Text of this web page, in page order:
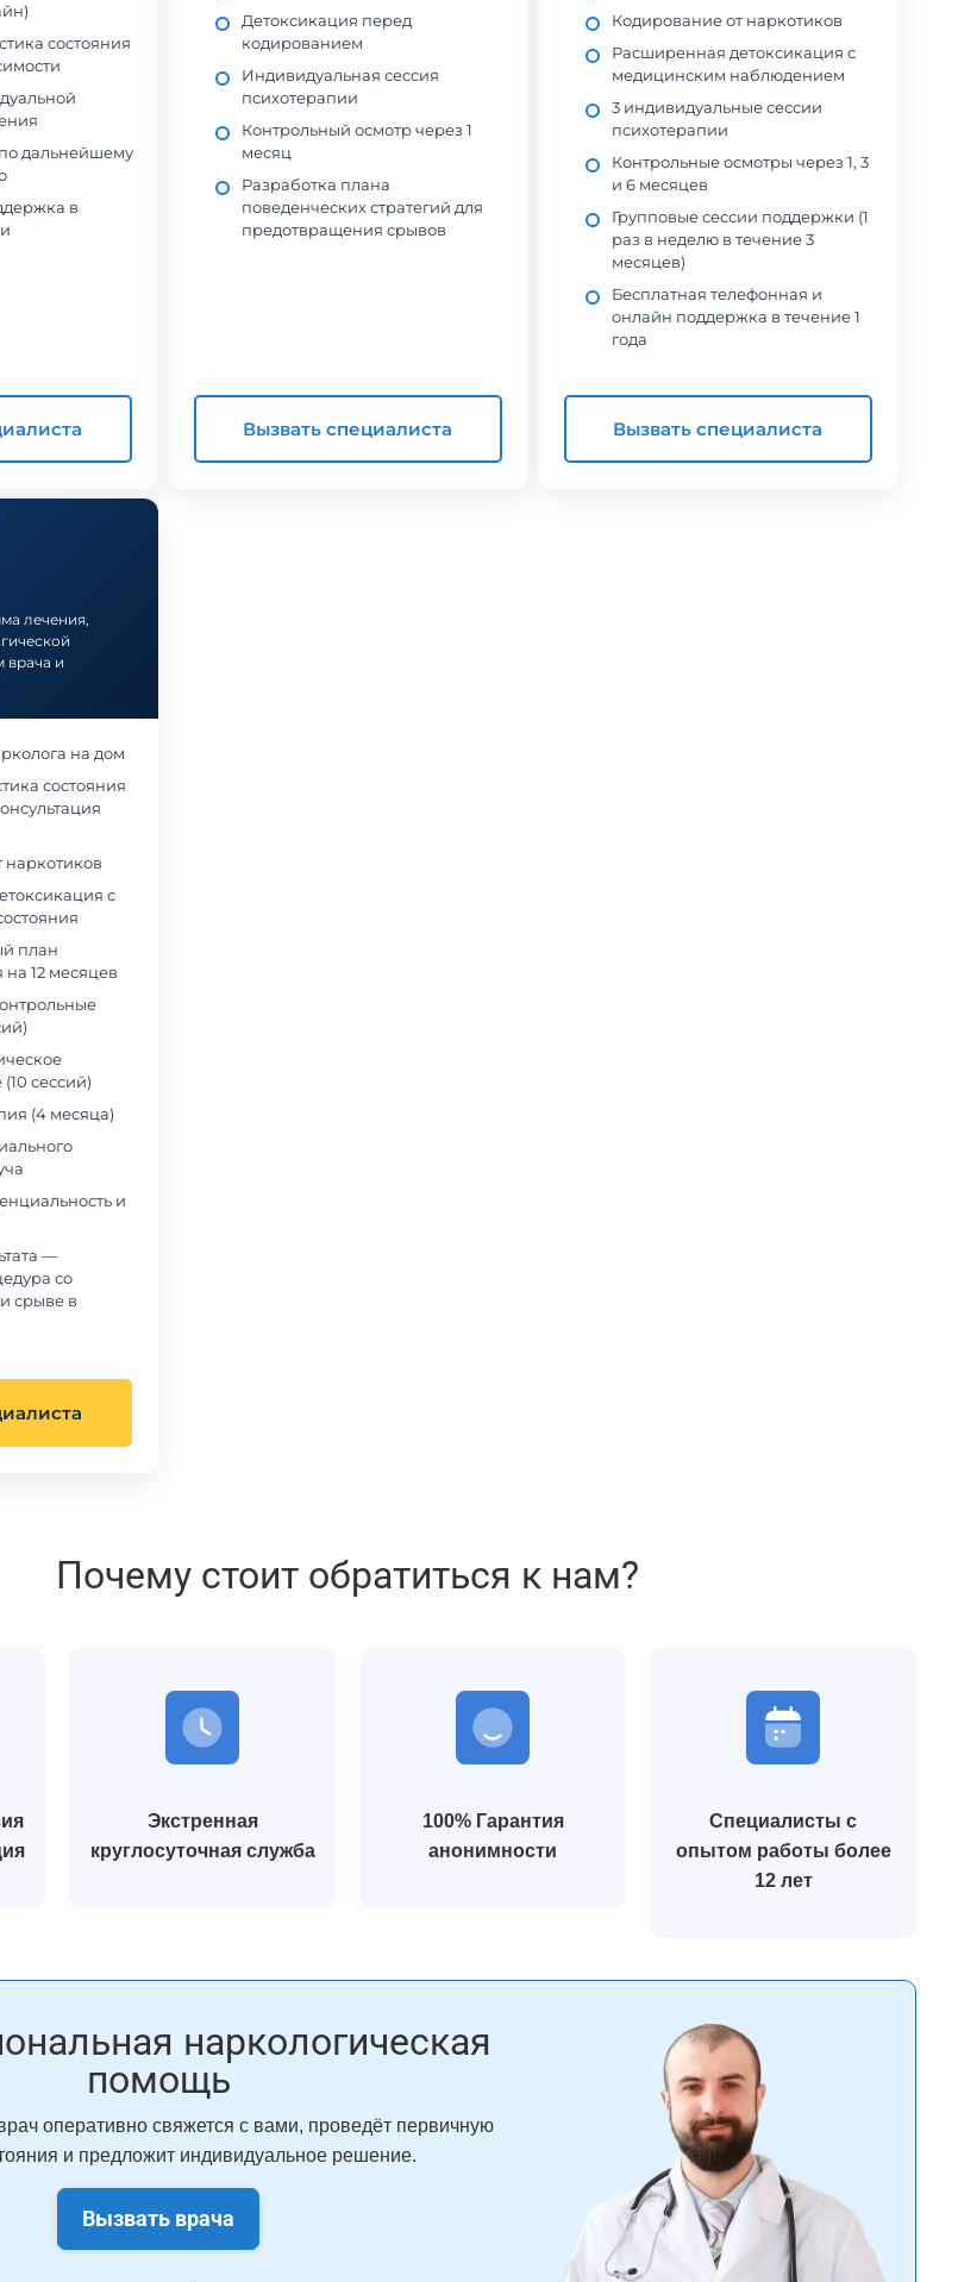
состояния
дальнейшему
в
Детоксикация перед
кодированием
Индивидуальная сессия
психотерапии
Контрольный осмотр через 1
месяц
Разработка плана
поведенческих стратегий для
предотвращения срывов
Вызвать специалиста
Кодирование от наркотиков
Расширенная детоксикация с
медицинским наблюдением
3 индивидуальные сессии
психотерапии
Контрольные осмотры через 1, 3
и 6 месяцев
Групповые сессии поддержки (1
раз в неделю в течение 3
месяцев)
Бесплатная телефонная и
онлайн поддержка в течение 1
года
Вызвать специалиста
лечения,
врача и
на дом
состояния
наркотиков
с
план
на 12 месяцев
сессий)
(4 месяца)
и
—
со
срыве в
Почему стоит обратиться к нам?
Экстренная
круглосуточная служба
100% Гарантия
анонимности
Специалисты с
опытом работы более
12 лет
наркологическая
помощь
оперативно свяжется с вами, проведёт первичную
и предложит индивидуальное решение.
Вызвать врача